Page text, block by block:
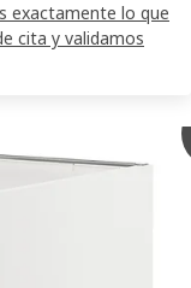
exactamente lo que
cita y validamos